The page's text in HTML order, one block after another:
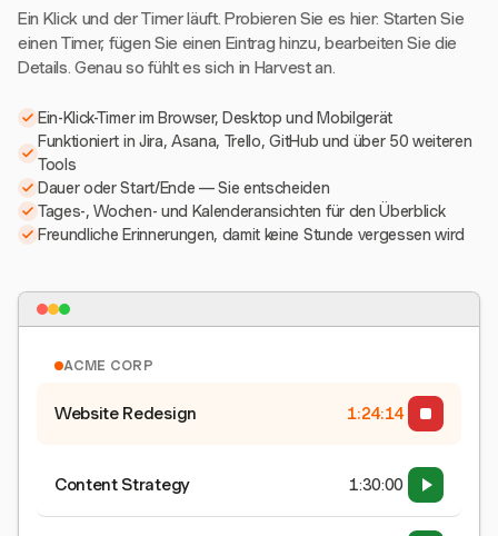
Ein Klick und der Timer läuft. Probieren Sie es hier: Starten Sie
einen Timer, fügen Sie einen Eintrag hinzu, bearbeiten Sie die
Details. Genau so fühlt es sich in Harvest an.
Ein-Klick-Timer im Browser, Desktop und Mobilgerät
Funktioniert in Jira, Asana, Trello, GitHub und über 50 weiteren
Tools
Dauer oder Start/Ende — Sie entscheiden
Tages-, Wochen- und Kalenderansichten für den Überblick
Freundliche Erinnerungen, damit keine Stunde vergessen wird
ACME CORP
Website Redesign 1:24:15
Content Strategy 1:30:00